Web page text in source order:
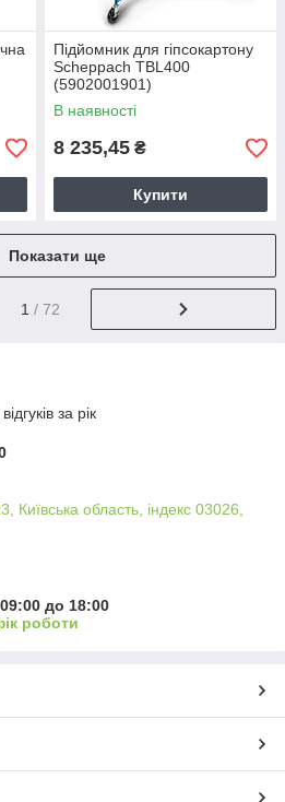
Підйомник для гіпсокартону
Scheppach TBL400
(5902001901)
В наявності
8 235,45 ₴
Купити
Показати ще
1 / 72
за рік
Київська область, індекс 03026,
до 18:00
роботи